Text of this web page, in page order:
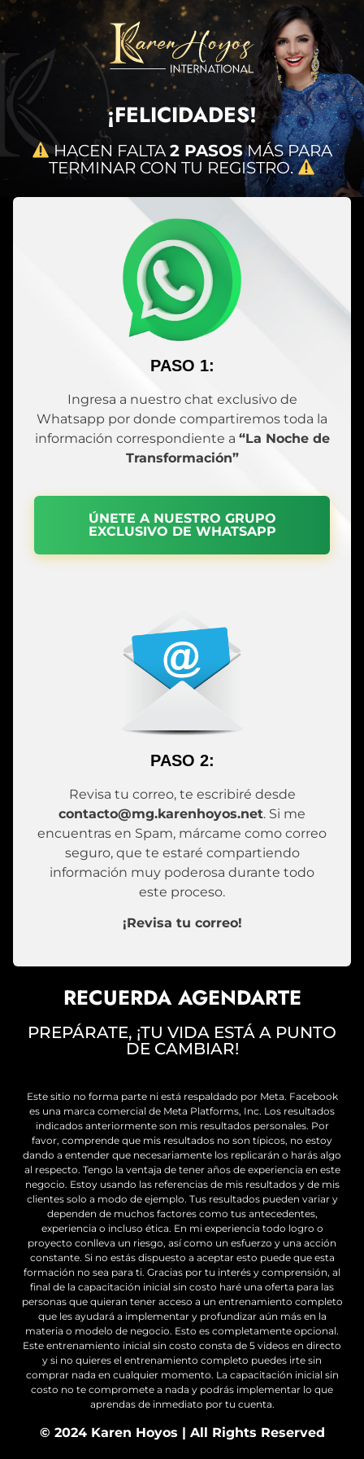
¡FELICIDADES!
HACEN FALTA2 PASOSMÁS PARA
TERMINAR CON TU REGISTRO.
PASO 1:
Ingresa a nuestro chat exclusivo de
Whatsapp por donde compartiremos toda la
información correspondiente a “La Noche de
Transformación”
ÚNETE A NUESTRO GRUPO
EXCLUSIVO DE WHATSAPP
PASO 2:
Revisa tu correo, te escribiré desde
contacto@mg.karenhoyos.net. Si me
encuentras en Spam, márcame como correo
seguro, que te estaré compartiendo
información muy poderosa durante todo
este proceso.
¡Revisa tu correo!
RECUERDA AGENDARTE
PREPÁRATE, ¡TU VIDA ESTÁ A PUNTO
DE CAMBIAR!
Este sitio no forma parte ni está respaldado por Meta. Facebook
es una marca comercial de Meta Platforms, Inc. Los resultados
indicados anteriormente son mis resultados personales. Por
favor, comprende que mis resultados no son típicos, no estoy
dando a entender que necesariamente los replicarán o harás algo
al respecto. Tengo la ventaja de tener años de experiencia en este
negocio. Estoy usando las referencias de mis resultados y de mis
clientes solo a modo de ejemplo. Tus resultados pueden variar y
dependen de muchos factores como tus antecedentes,
experiencia o incluso ética. En mi experiencia todo logro o
proyecto conlleva un riesgo, así como un esfuerzo y una acción
constante. Si no estás dispuesto a aceptar esto puede que esta
formación no sea para ti. Gracias por tu interés y comprensión, al
final de la capacitación inicial sin costo haré una oferta para las
personas que quieran tener acceso a un entrenamiento completo
que les ayudará a implementar y profundizar aún más en la
materia o modelo de negocio. Esto es completamente opcional.
Este entrenamiento inicial sin costo consta de 5 videos en directo
y si no quieres el entrenamiento completo puedes irte sin
comprar nada en cualquier momento. La capacitación inicial sin
costo no te compromete a nada y podrás implementar lo que
aprendas de inmediato por tu cuenta.
© 2024 Karen Hoyos | All Rights Reserved